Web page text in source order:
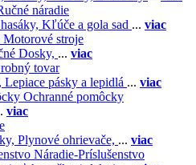
náradie
Kľúče a gola sad ... viac
Motorové stroje
Dosky, ... viac
tovar
Lepiace pásky a lepidlá ... viac
Ochranné pomôcky
viac
Plynové ohrievače, ... viac
Náradie-Príslušenstvo